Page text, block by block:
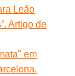
Leão
Artigo de
em